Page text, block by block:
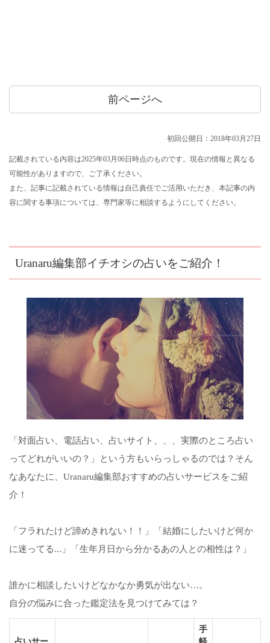
前ページへ
初回公開日：2018年03月27日
記載されている内容は2025年03月06日時点のものです。現在の情報と異なる
可能性がありますので、ご了承ください。
また、記事に記載されている情報は自己責任でご活用いただき、本記事の内
容に関する事項については、専門家等に相談するようにしてください。
Uranaru編集部イチオシの占いをご紹介！
「対面占い、電話占い、占いサイト、、、実際のところ占い
ってどれがいいの？」という方もいらっしゃるのでは？そん
なあなたに、Uranaru編集部おすすめの占いサービスをご紹
介！
「フラれたけど諦めきれない！！」「結婚にしたいけど何か
に迷ってる...」「生年月日から分かるあの人との相性は？」
誰かに相談したいけどなかなか勇気が出ない…。
自分の悩みに合った鑑定法を見つけてみては？
手